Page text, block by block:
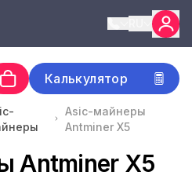
Калькулятор
Asic-майнеры
Antminer X5
Antminer X5